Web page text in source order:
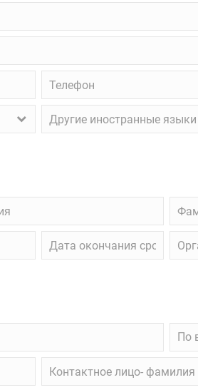
Телефон
Другие
иностранные
в
Дата
окончания
Орган,
По
вид
По
Контактное
лицо-